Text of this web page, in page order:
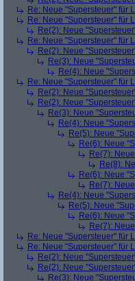
Re: Neue "Supersteuer" für
Re: Neue "Supersteuer" für
Re(2): Neue
Re: Neue "Supersteuer" für
Re(2): Neue
Re(3): Neue
Re(4): Neue
Re: Neue "Supersteuer" für
Re(2): Neue
Re(2): Neue
Re(3): Neue
Re(4): Neue
Re(5): Neue
Re(6): Neue
Re(7):
Re(8):
Re(6): Neue
Re(7):
Re(4): Neue
Re(5): Neue
Re(6): Neue
Re(7):
Re: Neue "Supersteuer" für
Re: Neue "Supersteuer" für
Re(2): Neue
Re(2): Neue
Re(3): Neue